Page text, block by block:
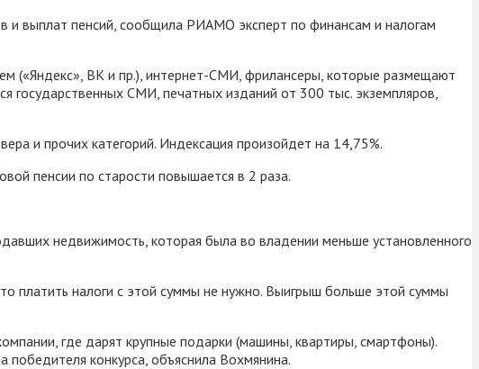
и выплат пенсий, сообщила РИАМО эксперт по финансам и налогам
(«Яндекс», ВК и пр.), интернет-СМИ, фрилансеры, которые размещают
государственных СМИ, печатных изданий от 300 тыс. экземпляров,
и прочих категорий. Индексация произойдет на 14,75%.
пенсии по старости повышается в 2 раза.
недвижимость, которая была во владении меньше установленного
платить налоги с этой суммы не нужно. Выигрыш больше этой суммы
где дарят крупные подарки (машины, квартиры, смартфоны).
победителя конкурса, объяснила Вохмянина.